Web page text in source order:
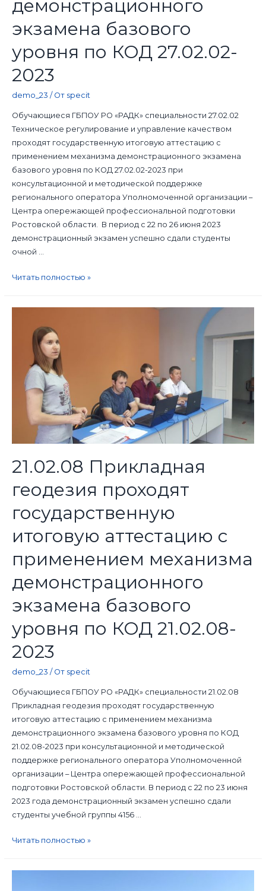
демонстрационного
экзамена базового
уровня по КОД 27.02.02-
2023
demo_23 / От specit
Обучающиеся ГБПОУ РО «РАДК» специальности 27.02.02
Техническое регулирование и управление качеством
проходят государственную итоговую аттестацию с
применением механизма демонстрационного экзамена
базового уровня по КОД 27.02.02-2023 при
консультационной и методической поддержке
регионального оператора Уполномоченной организации –
Центра опережающей профессиональной подготовки
Ростовской области. В период с 22 по 26 июня 2023
демонстрационный экзамен успешно сдали студенты
очной …
Читать полностью »
21.02.08 Прикладная
геодезия проходят
государственную
итоговую аттестацию с
применением механизма
демонстрационного
экзамена базового
уровня по КОД 21.02.08-
2023
demo_23 / От specit
Обучающиеся ГБПОУ РО «РАДК» специальности 21.02.08
Прикладная геодезия проходят государственную
итоговую аттестацию с применением механизма
демонстрационного экзамена базового уровня по КОД
21.02.08-2023 при консультационной и методической
поддержке регионального оператора Уполномоченной
организации – Центра опережающей профессиональной
подготовки Ростовской области. В период с 22 по 23 июня
2023 года демонстрационный экзамен успешно сдали
студенты учебной группы 4156 …
Читать полностью »